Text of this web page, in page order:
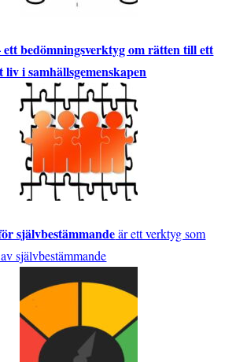
ett bedömningsverktyg om rätten till ett
liv i samhällsgemenskapen
självbestämmandeär ett verktyg som
självbestämmande